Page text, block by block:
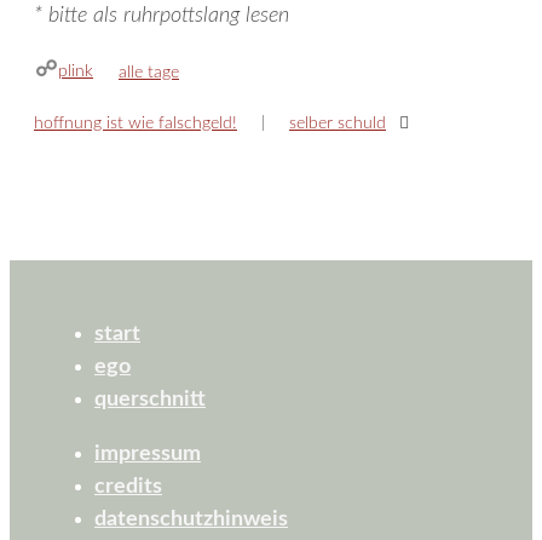
* bitte als ruhrpottslang lesen
plink kategorien
alle tage
hoffnung ist wie falschgeld! selber schuld
start
ego
querschnitt
impressum
credits
datenschutzhinweis